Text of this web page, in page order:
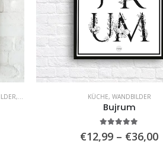
, KÜCHE, WANDBILDER
Bujrum
€12,99 – €36,00